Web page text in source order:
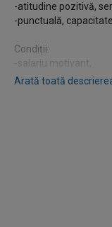
-atitudine pozitivă,
-punctuală,
Condiții:
-salariu motivant,
-bonuri de masă,
Arată toată